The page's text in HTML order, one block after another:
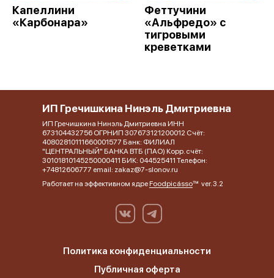
Капеллини
«Карбонара»
Феттучини
«Альфредо» с
тигровыми
креветками
ИП Гречишкина Нинэль Дмитриевна
ИП Гречишкина Нинэль Дмитриевна ИНН
673104432756 ОГРНИП 307673121200012 Счёт:
40802810111660001577 Банк: ФИЛИАЛ
"ЦЕНТРАЛЬНЫЙ" БАНКА ВТБ (ПАО) Корр. счёт:
30101810145250000411 БИК: 044525411 Телефон:
+74812606777 email: zakaz@7-slonov.ru
Работает на эффективном ядреFoodpicássover. 3.2
Политика конфиденциальности
Публичная оферта